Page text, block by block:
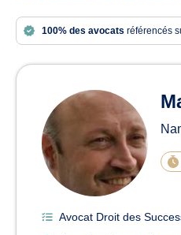
100% des avocats référencés
Avocats en
Avocat Droit des